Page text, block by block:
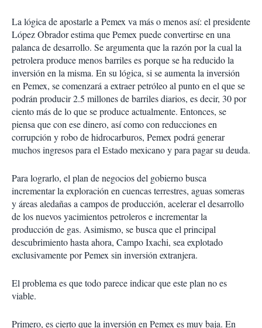
La lógica de apostarle a Pemex va más o menos así: el presidente
López Obrador estima que Pemex puede convertirse en una
palanca de desarrollo. Se argumenta que la razón por la cual la
petrolera produce menos barriles es porque se ha reducido la
inversión en la misma. En su lógica, si se aumenta la inversión
en Pemex, se comenzará a extraer petróleo al punto en el que se
podrán producir 2.5 millones de barriles diarios, es decir, 30 por
ciento más de lo que se produce actualmente. Entonces, se
piensa que con ese dinero, así como con reducciones en
corrupción y robo de hidrocarburos, Pemex podrá generar
muchos ingresos para el Estado mexicano y para pagar su deuda.
Para lograrlo, el plan de negocios del gobierno busca
incrementar la exploración en cuencas terrestres, aguas someras
y áreas aledañas a campos de producción, acelerar el desarrollo
de los nuevos yacimientos petroleros e incrementar la
producción de gas. Asimismo, se busca que el principal
descubrimiento hasta ahora, Campo Ixachi, sea explotado
exclusivamente por Pemex sin inversión extranjera.
El problema es que todo parece indicar que este plan no es
viable.
Primero, es cierto que la inversión en Pemex es muy baja. En